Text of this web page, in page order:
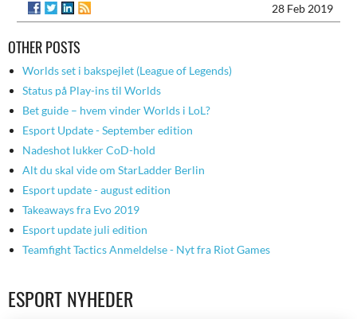
28 Feb 2019
OTHER POSTS
Worlds set i bakspejlet (League of Legends)
Status på Play-ins til Worlds
Bet guide – hvem vinder Worlds i LoL?
Esport Update - September edition
Nadeshot lukker CoD-hold
Alt du skal vide om StarLadder Berlin
Esport update - august edition
Takeaways fra Evo 2019
Esport update juli edition
Teamfight Tactics Anmeldelse - Nyt fra Riot Games
ESPORT NYHEDER